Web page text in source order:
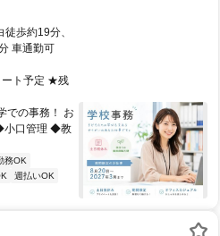
歩約19分、
車通勤可
ート予定 ★残
の事務！ お
小口管理 ◆教
務OK
週払いOK